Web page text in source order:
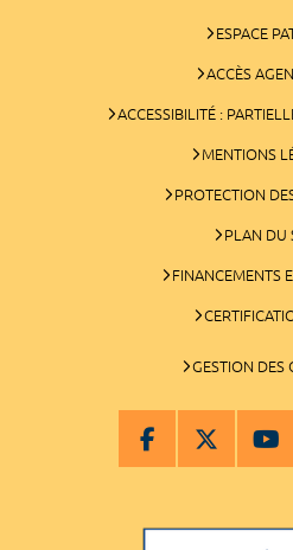
ESPACE
ACCÈS
ACCESSIBILITÉ :
MENTIONS
PROTECTION
PLAN DU
FINANCEMENTS
GESTION DES